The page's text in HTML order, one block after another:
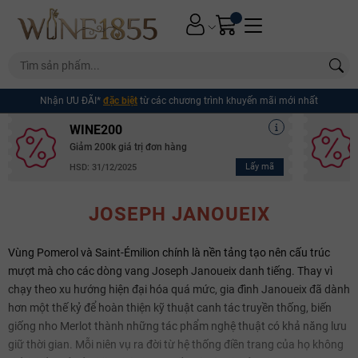
Nhận ƯU ĐÃI* đặc biệt từ các chương trình khuyến mãi mới nhất
WINE200
Giảm 200k giá trị đơn hàng
HSD: 31/12/2025 Lấy mã
JOSEPH JANOUEIX
Vùng Pomerol và Saint-Émilion chính là nền tảng tạo nên cấu trúc
mượt mà cho các dòng vang Joseph Janoueix danh tiếng. Thay vì
chạy theo xu hướng hiện đại hóa quá mức, gia đình Janoueix đã dành
hơn một thế kỷ để hoàn thiện kỹ thuật canh tác truyền thống, biến
giống nho Merlot thành những tác phẩm nghệ thuật có khả năng lưu
giữ thời gian. Mỗi niên vụ ra đời từ hệ thống điền trang của họ không